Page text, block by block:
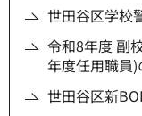
世田谷区学校
令和8年度 副
年度任用職員
世田谷区新